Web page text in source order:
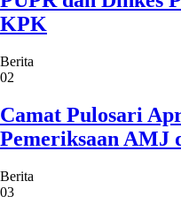
KPK
Berita
02
Camat Pulosari
Pemeriksaan AMJ
Berita
03